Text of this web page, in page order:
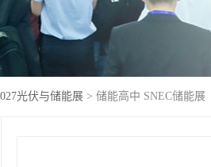
光伏与储能展 > 储能高中 SNEC储能展